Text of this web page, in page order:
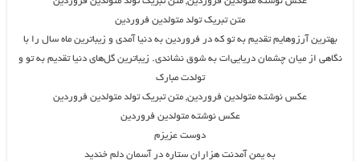
متن تبریک تولد متولدین فروردین
بهترین آرزوهایم تقدیم به تو که در فروردین به دنیا آمدی و زیباترین ماه سال را با
نگاهی از میان چشمان دریایی‌ات به شوق نشاندی. زیباترین گل‌های دنیا تقدیم به تو و
تولدت مبارک
عکس نوشته متولدین فروردین, متن تبریک تولد متولدین فروردین
عکس نوشته متولدین فروردین
دوست عزیزم
به یمن آمدنت هزاران ستاره در آسمان دلم خندید